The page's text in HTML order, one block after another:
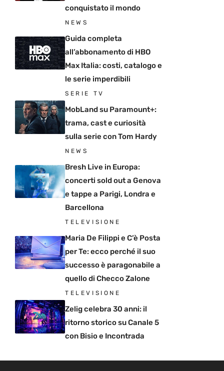
conquistato il mondo
NEWS
Guida completa
all’abbonamento di HBO
Max Italia: costi, catalogo e
le serie imperdibili
SERIE TV
MobLand su Paramount+:
trama, cast e curiosità
sulla serie con Tom Hardy
NEWS
Bresh Live in Europa:
concerti sold out a Genova
e tappe a Parigi, Londra e
Barcellona
TELEVISIONE
Maria De Filippi e C’è Posta
per Te: ecco perché il suo
successo è paragonabile a
quello di Checco Zalone
TELEVISIONE
Zelig celebra 30 anni: il
ritorno storico su Canale 5
con Bisio e Incontrada